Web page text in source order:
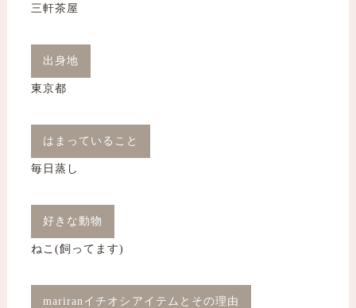
​​​​​​​三軒茶屋
出身地
東京都
はまっていること
毎日蒸し
好きな動物
ねこ(飼ってます)
mariranイチオシアイテムとその理由